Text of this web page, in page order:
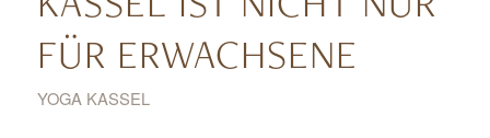
FÜR ERWACHSENE
YOGA KASSEL